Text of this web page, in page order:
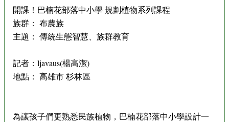
開課！巴楠花部落中小學 規劃植物系列課程
族群： 布農族
主題： 傳統生態智慧、族群教育
記者：ljavaus(楊高潔)
地點： 高雄市 杉林區
為讓孩子們更熟悉民族植物，巴楠花部落中小學設計一